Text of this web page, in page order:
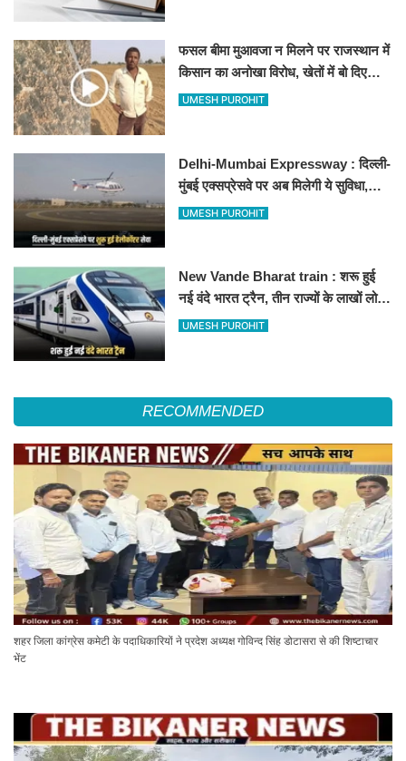
फसल बीमा मुआवजा न मिलने पर राजस्थान में
किसान का अनोखा विरोध, खेतों में बो दिए
500-500 रुपए के नोट, वीडियो वायरल
UMESH PUROHIT
Delhi-Mumbai Expressway : दिल्ली-
मुंबई एक्सप्रेसवे पर अब मिलेगी ये सुविधा,
हेलीकॉप्टर सर्विस से तुरंत घायल पहुंचेगा
UMESH PUROHIT
New Vande Bharat train : शरू हुई
नई वंदे भारत ट्रैन, तीन राज्यों के लाखों लोगों
का सफर होगा आसान, देखें पूरा रूटमैप
UMESH PUROHIT
RECOMMENDED
शहर जिला कांग्रेस कमेटी के पदाधिकारियों ने प्रदेश अध्यक्ष गोविन्द सिंह डोटासरा से की शिष्टाचार
भेंट